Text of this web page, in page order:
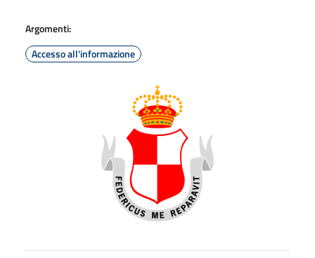
Argomenti:
Accesso all'informazione